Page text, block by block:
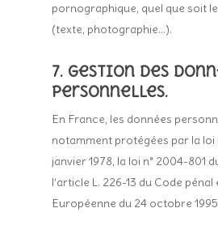
pornographique, quel que soit
(texte, photographie…).
7. Gestion des
personnelles.
En France, les données
notamment protégées par la loi
janvier 1978, la loi n° 2004-801
l’article L. 226-13 du Code
Européenne du 24 octobre